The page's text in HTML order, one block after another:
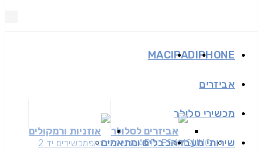
IPHONE
IPAD
MAC
אביזרים
אביזרים לסלולר אוזניות ורמקולים
מכשירי סלולר
SAMSUNG
APPLEמכשירים זאפמכשירים יד 2 שירותי מעבדהכבלים ומתאמים